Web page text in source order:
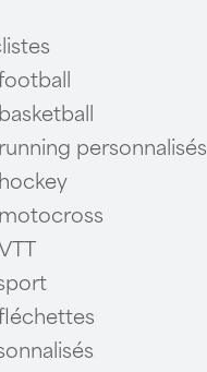
personnalisés